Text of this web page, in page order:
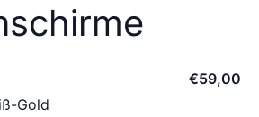
€59,00
Gold